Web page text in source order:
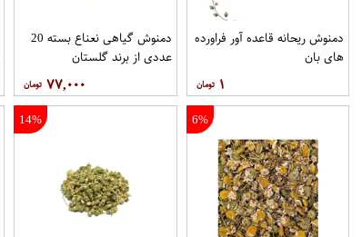
دمنوش ریحانه قاعده آور فراورده
های بان
۱
دمنوش گیاهی نعناع بسته 20
عددی از برند گلستان
۷۷,۰۰۰
6%
14%